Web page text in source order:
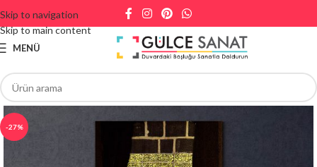
Skip to navigation
Skip to main content
MENÜ
-27%